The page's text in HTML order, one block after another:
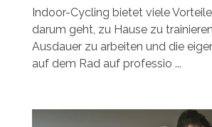
Indoor-Cycling bietet viele
darum geht, zu Hause zu
Ausdauer zu arbeiten und die
auf dem Rad auf professio ...